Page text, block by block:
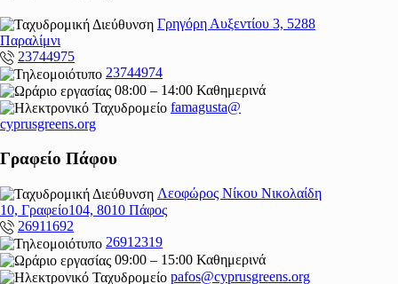
Γρηγόρη Αυξεντίου 3, 5288
Παραλίμνι
23744975
23744974
08:00 – 14:00 Καθημερινά
famagusta@
cyprusgreens.org
Γραφείο Πάφου
Λεοφώρος Νίκου Νικολαίδη
10, Γραφείο104, 8010 Πάφος
26911692
26912319
09:00 – 15:00 Καθημερινά
pafos@cyprusgreens.org